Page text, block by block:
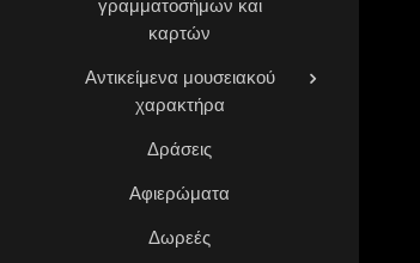
γραμματοσήμων και
καρτών
Αντικείμενα μουσειακού
χαρακτήρα
Δράσεις
Αφιερώματα
Δωρεές